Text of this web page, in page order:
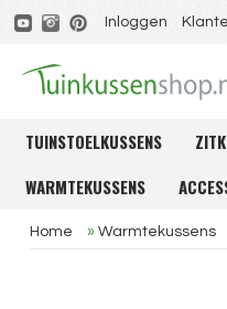
Inloggen
TUINSTOELKUSSENS
WARMTEKUSSENS
Home » Warmtekussens